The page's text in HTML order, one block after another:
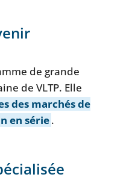
de grande
de VLTP. Elle
des marchés de
en série.